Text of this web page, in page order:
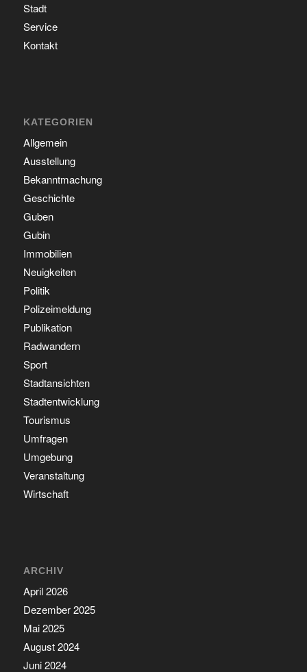
Stadt
Service
Kontakt
KATEGORIEN
Allgemein
Ausstellung
Bekanntmachung
Geschichte
Guben
Gubin
Immobilien
Neuigkeiten
Politik
Polizeimeldung
Publikation
Radwandern
Sport
Stadtansichten
Stadtentwicklung
Tourismus
Umfragen
Umgebung
Veranstaltung
Wirtschaft
ARCHIV
April 2026
Dezember 2025
Mai 2025
August 2024
Juni 2024